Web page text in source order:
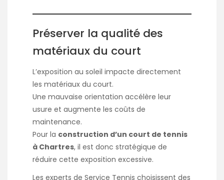
Préserver la qualité des
matériaux du court
L’exposition au soleil impacte directement
les matériaux du court.
Une mauvaise orientation accélère leur
usure et augmente les coûts de
maintenance.
Pour la construction d’un court de tennis
à Chartres, il est donc stratégique de
réduire cette exposition excessive.
Les experts de Service Tennis choisissent des